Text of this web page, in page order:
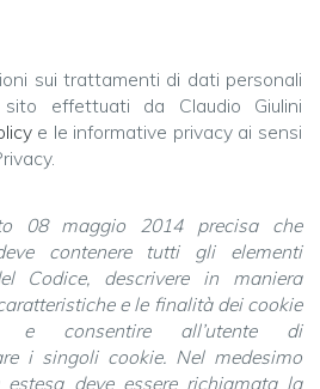
sui trattamenti di dati personali
effettuati da Claudio Giulini
e le informative privacy ai sensi
08 maggio 2014 precisa che
contenere tutti gli elementi
Codice, descrivere in maniera
e le finalità dei cookie
consentire all’utente di
i singoli cookie. Nel medesimo
estesa deve essere richiamata la